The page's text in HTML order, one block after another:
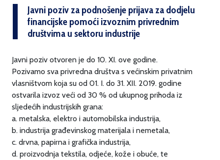
Javni poziv za podnošenje prijava za dodjelu
financijske pomoći izvoznim privrednim
društvima u sektoru industrije
Javni poziv otvoren je do 10. XI. ove godine.
Pozivamo sva privredna društva s većinskim privatnim
vlasništvom koja su od 01. I. do 31. XII. 2019. godine
ostvarila izvoz veći od 30 % od ukupnog prihoda iz
sljedećih industrijskih grana:
a. metalska, elektro i automobilska industrija,
b. industrija građevinskog materijala i nemetala,
c. drvna, papirna i grafička industrija,
d. proizvodnja tekstila, odjeće, kože i obuće, te